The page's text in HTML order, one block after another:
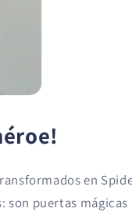
en
puertas